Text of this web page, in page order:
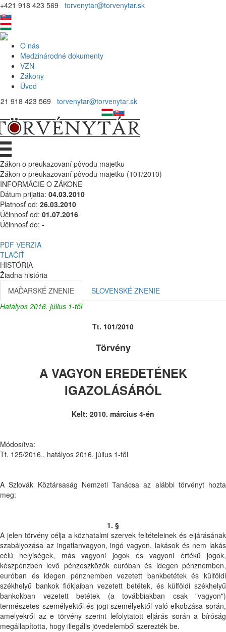
+421 918 423 569 torvenytar@torvenytar.sk
O nás
Medzinárodné dokumenty
VZN
Zákony
Úvod
918 423 569 torvenytar@torvenytar.sk
Zákon o preukazovaní pôvodu majetku
Zákon o preukazovaní pôvodu majetku (101/2010)
INFORMÁCIE O ZÁKONE
Dátum prijatia: 04.03.2010
Platnosť od: 26.03.2010
Účinnosť od: 01.07.2016
Účinnosť do: -
PDF VERZIA
TLAČIŤ
HISTÓRIA
Žiadna história
MAĎARSKÉ ZNENIE
SLOVENSKÉ ZNENIE
Hatályos 2016. július 1-től
Tt. 101/2010
Törvény
A VAGYON EREDETÉNEK
IGAZOLÁSÁRÓL
Kelt: 2010. március 4-én
Módosítva:
Tt. 125/2016., hatályos 2016. július 1-től
A Szlovák Köztársaság Nemzeti Tanácsa az alábbi törvényt hozta
meg:
1. §
A jelen törvény célja a közhatalmi szervek feltételeinek és eljárásának
szabályozása az ingatlanvagyon, ingó vagyon, lakások és nem lakás
célú helyiségek, más vagyoni jogok és vagyoni értékű jogok,
készpénzben levő pénzeszközök euróban és idegen pénznemben,
euróban és idegen pénznemben vezetett bankbetétek és külföldi
székhelyű bankok fiókjaiban vezetett betétek, és külföldi székhelyű
bankokban vezetett betétek (a továbbiakban csak "vagyon")
természetes személyektől és jogi személyektől való elkobzása során,
amelyekről az e törvény szerint lefolytatott eljárás során a bíróság
megállapította, hogy illegális jövedelemből szerezték be.